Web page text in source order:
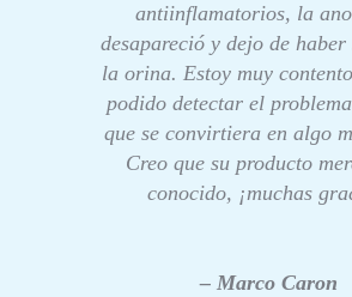
antiinflamatorios, la
desapareció y dejo de haber
la orina. Estoy muy
podido detectar el
que se convirtiera en algo
Creo que su producto
conocido, ¡muchas
– Marco Caron